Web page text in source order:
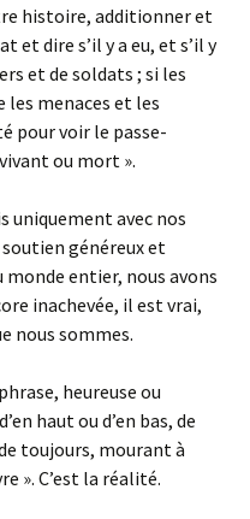
histoire, additionner et
dire s’il y a eu, et s’il y
et de soldats ; si les
menaces et les
pour voir le passe-
ou mort ».
uniquement avec nos
généreux et
entier, nous avons
inachevée, il est vrai,
nous sommes.
heureuse ou
haut ou d’en bas, de
toujours, mourant à
». C’est la réalité.